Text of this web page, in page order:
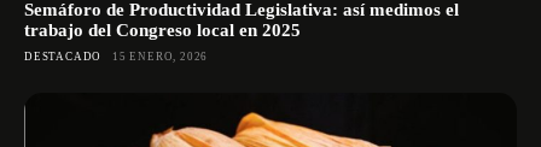
Semáforo de Productividad Legislativa: así medimos el
trabajo del Congreso local en 2025
DESTACADO 15 ENERO, 2026